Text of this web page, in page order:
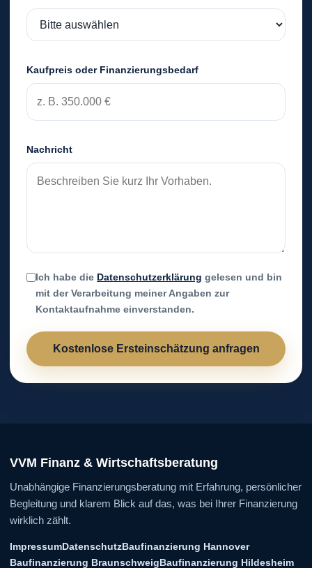
Kaufpreis oder Finanzierungsbedarf
Nachricht
Ich habe die Datenschutzerklärung gelesen und bin
mit der Verarbeitung meiner Angaben zur
Kontaktaufnahme einverstanden.
Kostenlose Ersteinschätzung anfragen
VVM Finanz & Wirtschaftsberatung
Unabhängige Finanzierungsberatung mit Erfahrung, persönlicher
Begleitung und klarem Blick auf das, was bei Ihrer Finanzierung
wirklich zählt.
ImpressumDatenschutzBaufinanzierung Hannover
Baufinanzierung BraunschweigBaufinanzierung Hildesheim